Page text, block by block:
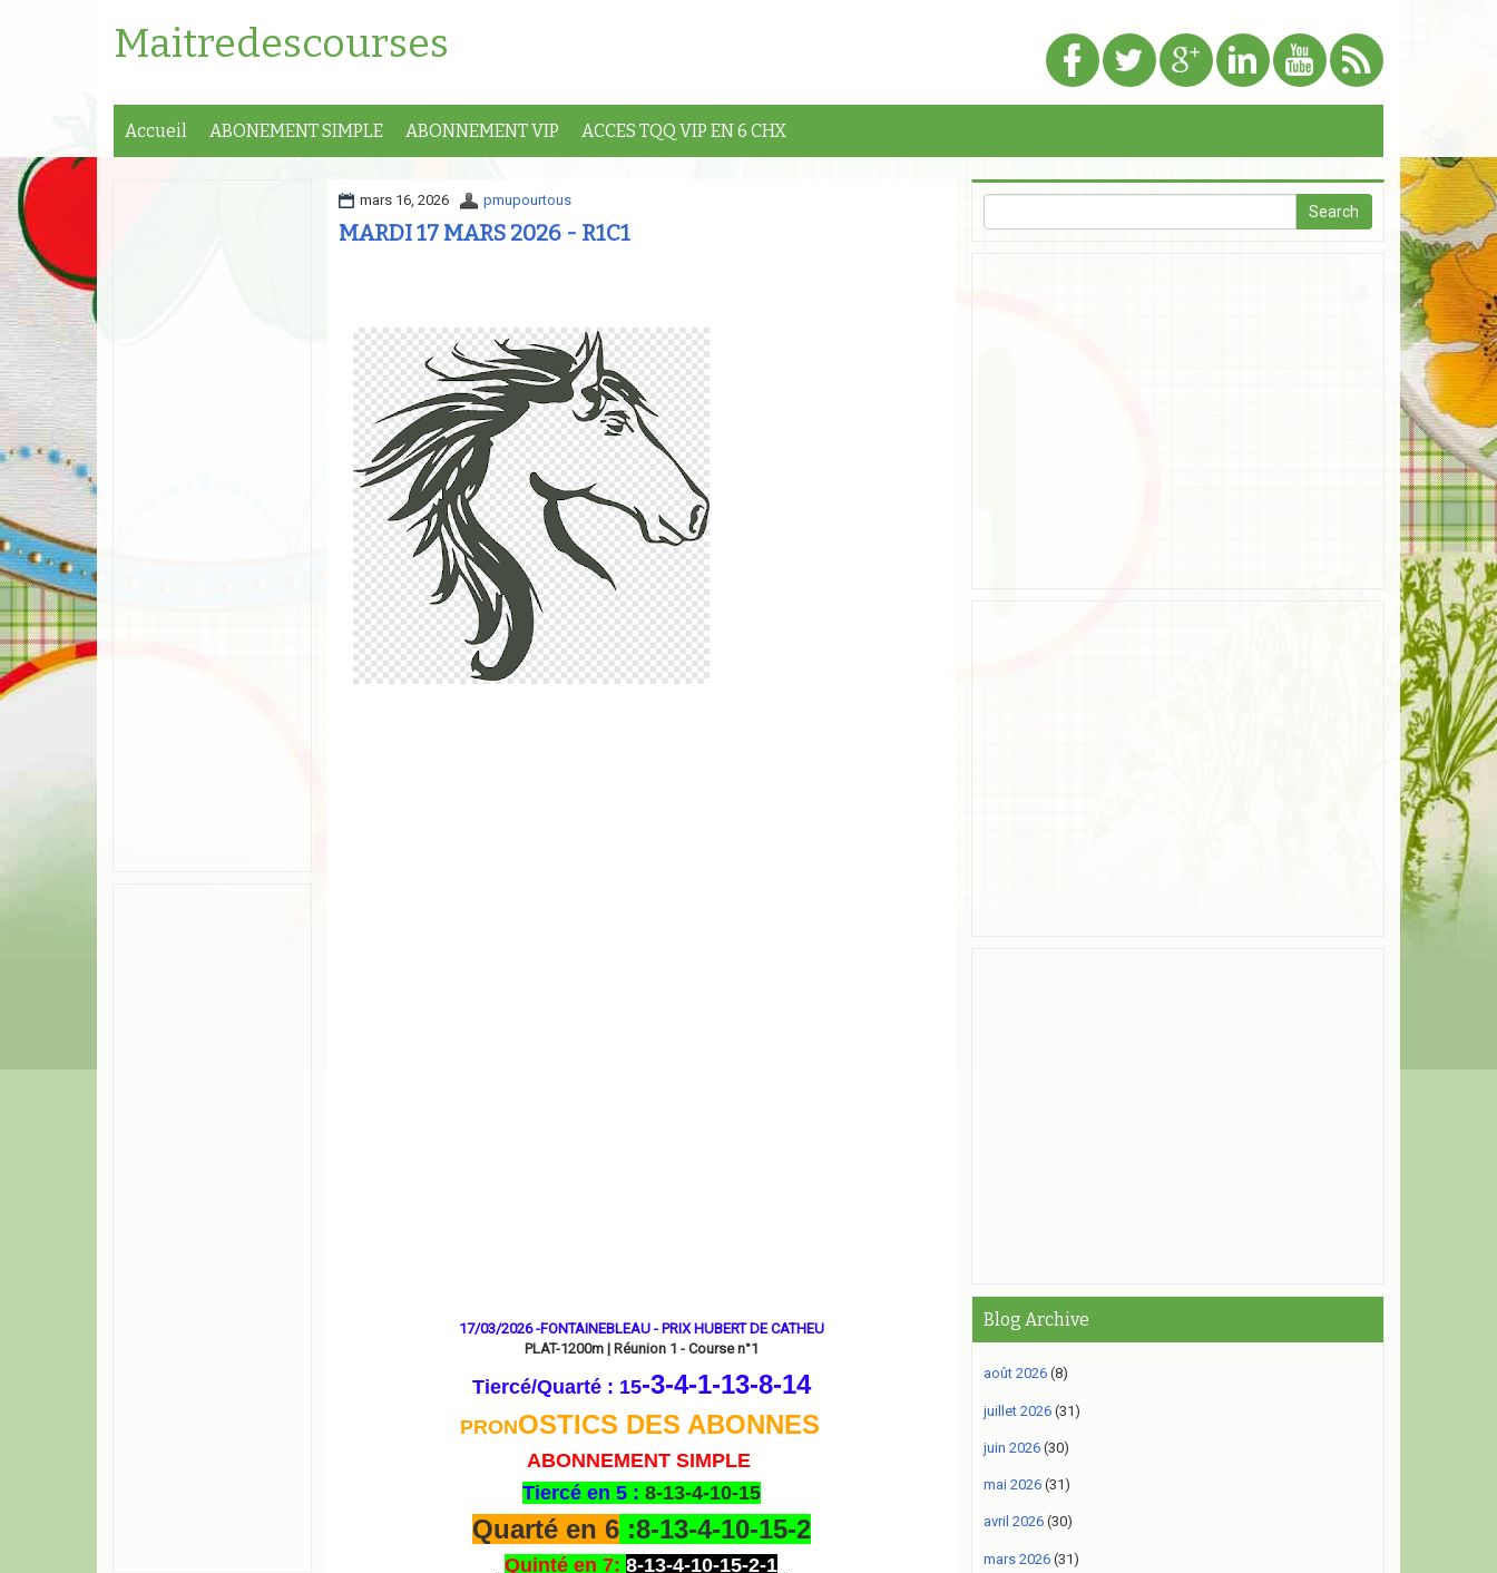
Maitredescourses
Accueil ABONEMENT SIMPLE ABONNEMENT VIP ACCES TQQ VIP EN 6 CHX
mars 16, 2026 pmupourtous
MARDI 17 MARS 2026 - R1C1
17/03/2026 -FONTAINEBLEAU - PRIX HUBERT DE CATHEU
PLAT-1200m | Réunion 1 - Course n°1
Tiercé/Quarté : 15-3-4-1-13-8-14
PRONOSTICS DES ABONNES
ABONNEMENT SIMPLE
Tiercé en 5 : 8-13-4-10-15
Quarté en 6:8-13-4-10-15-2
Quinté en 7: 8-13-4-10-15-2-1
Blog Archive
août 2026(8)
juillet 2026(31)
juin 2026(30)
mai 2026(31)
avril 2026(30)
mars 2026(31)